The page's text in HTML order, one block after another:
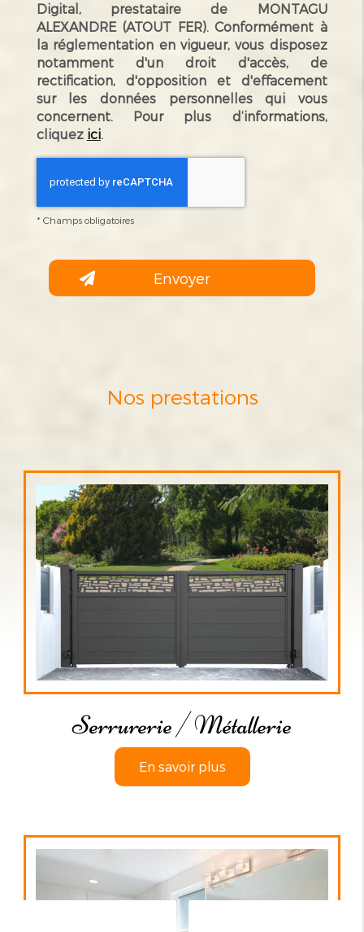
Digital, prestataire de MONTAGU
ALEXANDRE (ATOUT FER). Conformément à
la réglementation en vigueur, vous disposez
notamment d'un droit d'accès, de
rectification, d'opposition et d'effacement
sur les données personnelles qui vous
concernent. Pour plus d’informations,
cliquez ici.
* Champs obligatoires
Nos prestations
Serrurerie / Métallerie
En savoir plus